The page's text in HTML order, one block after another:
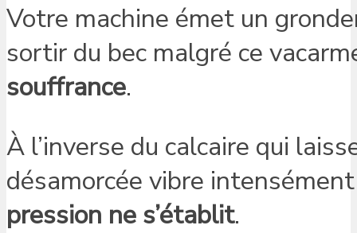
Votre machine émet un
sortir du bec malgré ce
souffrance.
À l’inverse du calcaire qui
désamorcée vibre
pression ne s’établit.